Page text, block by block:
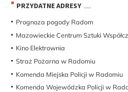
PRZYDATNE ADRESY
Prognoza pogody Radom
Mazowieckie Centrum Sztuki
Kino Elektrownia
Straż Pożarna w Radomiu
Komenda Miejska Policji w Radomiu
Komenda Wojewódzka Policji w